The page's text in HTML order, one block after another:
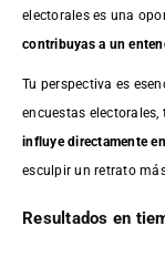
electorales es una
contribuyas a un
Tu perspectiva es
encuestas
influye directamente
esculpir un retrato
Resultados en